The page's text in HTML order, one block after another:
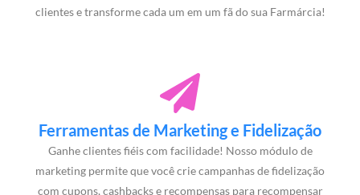
clientes e transforme cada um em um fã do sua Farmárcia!
Ferramentas de Marketing e Fidelização
Ganhe clientes fiéis com facilidade! Nosso módulo de
marketing permite que você crie campanhas de fidelização
com cupons, cashbacks e recompensas para recompensar